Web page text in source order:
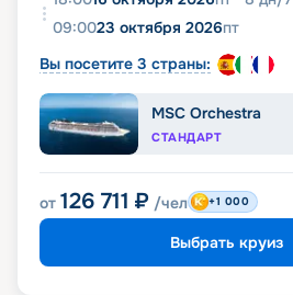
09:0023 октября 2026пт
Вы посетите 3 страны:
MSC Orchestra
СТАНДАРТ
от 126 711 ₽ /чел +1 000
Выбрать круиз